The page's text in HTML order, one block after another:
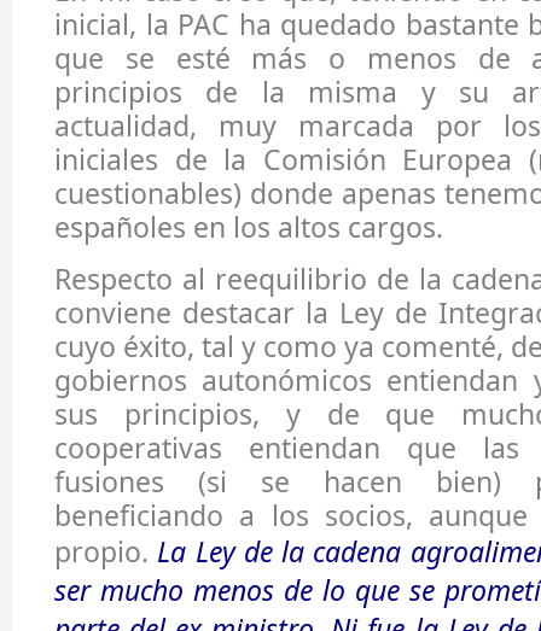
inicial, la PAC ha quedado bastante
que se esté más o menos de
principios de la misma y su
actualidad, muy marcada por
iniciales de la Comisión Europea
cuestionables) donde apenas
españoles en los altos cargos.
Respecto al reequilibrio de la
conviene destacar la Ley de
cuyo éxito, tal y como ya comenté,
gobiernos autonómicos entiendan
sus principios, y de que
cooperativas entiendan que las
fusiones (si se hacen bien)
beneficiando a los socios,
propio. La Ley de la cadena
ser mucho menos de lo que se